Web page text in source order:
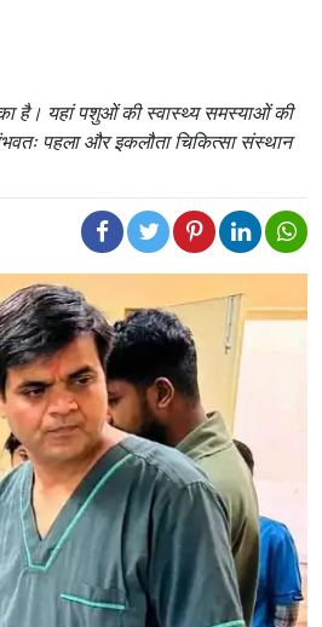
है। यहां पशुओं की स्वास्थ्य समस्याओं की
पहला और इकलौता चिकित्सा संस्थान